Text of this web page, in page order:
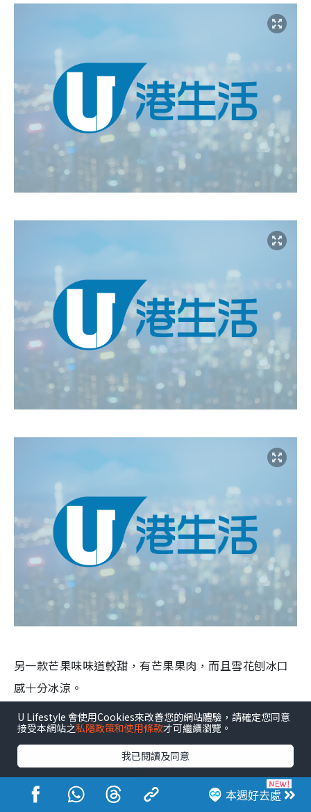
另一款芒果味味道較甜，有芒果果肉，而且雪花刨冰口
感十分冰涼。
本週好去處
U Lifestyle 會使用Cookies來改善您的網站體驗，請確定您同意
接受本網站之私隱政策和使用條款才可繼續瀏覽。
我已閱讀及同意